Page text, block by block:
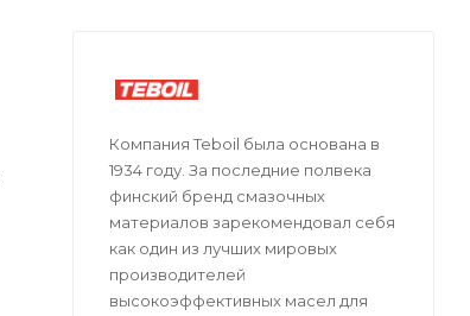
Компания Teboil была основана в
1934 году. За последние полвека
финский бренд смазочных
материалов зарекомендовал себя
как один из лучших мировых
производителей
высокоэффективных масел для